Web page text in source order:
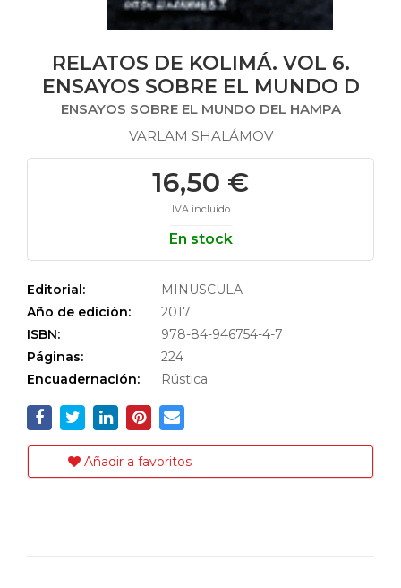
RELATOS DE KOLIMÁ. VOL 6.
ENSAYOS SOBRE EL MUNDO D
ENSAYOS SOBRE EL MUNDO DEL HAMPA
VARLAM SHALÁMOV
16,50 €
IVA incluido
En stock
Editorial:
MINUSCULA
Año de edición:
2017
ISBN:
978-84-946754-4-7
Páginas:
224
Encuadernación:
Rústica
Añadir a favoritos